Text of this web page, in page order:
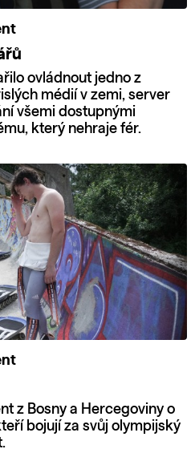
ovládnout jedno z
médií v zemi, server
všemi dostupnými
který nehraje fér.
z Bosny a Hercegoviny o
bojují za svůj olympijský